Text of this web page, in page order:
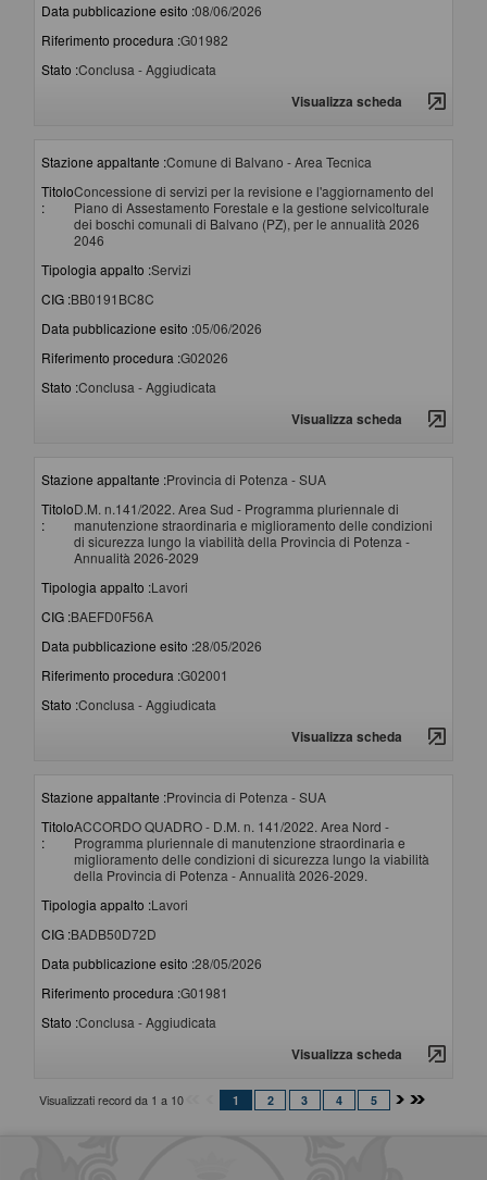
Data pubblicazione esito :08/06/2026
Riferimento procedura :G01982
Stato :Conclusa - Aggiudicata
Visualizza scheda
Stazione appaltante :Comune di Balvano - Area Tecnica
Titolo
:
Concessione di servizi per la revisione e l'aggiornamento del
Piano di Assestamento Forestale e la gestione selvicolturale
dei boschi comunali di Balvano (PZ), per le annualità 2026
2046
Tipologia appalto :Servizi
CIG :BB0191BC8C
Data pubblicazione esito :05/06/2026
Riferimento procedura :G02026
Stato :Conclusa - Aggiudicata
Visualizza scheda
Stazione appaltante :Provincia di Potenza - SUA
Titolo
:
D.M. n.141/2022. Area Sud - Programma pluriennale di
manutenzione straordinaria e miglioramento delle condizioni
di sicurezza lungo la viabilità della Provincia di Potenza -
Annualità 2026-2029
Tipologia appalto :Lavori
CIG :BAEFD0F56A
Data pubblicazione esito :28/05/2026
Riferimento procedura :G02001
Stato :Conclusa - Aggiudicata
Visualizza scheda
Stazione appaltante :Provincia di Potenza - SUA
Titolo
:
ACCORDO QUADRO - D.M. n. 141/2022. Area Nord -
Programma pluriennale di manutenzione straordinaria e
miglioramento delle condizioni di sicurezza lungo la viabilità
della Provincia di Potenza - Annualità 2026-2029.
Tipologia appalto :Lavori
CIG :BADB50D72D
Data pubblicazione esito :28/05/2026
Riferimento procedura :G01981
Stato :Conclusa - Aggiudicata
Visualizza scheda
Visualizzati record da 1 a 10